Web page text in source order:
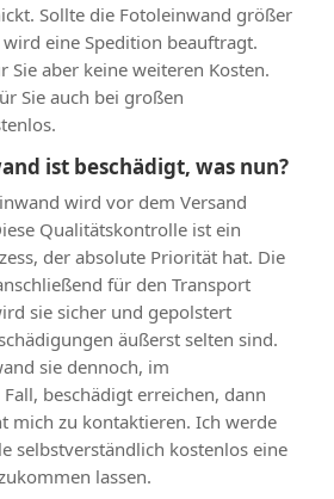
Sollte die Fotoleinwand größer
eine Spedition beauftragt.
Sie aber keine weiteren Kosten.
Sie auch bei großen
ist beschädigt, was nun?
wird vor dem Versand
Qualitätskontrolle ist ein
der absolute Priorität hat. Die
für den Transport
sie sicher und gepolstert
äußerst selten sind.
sie dennoch, im
beschädigt erreichen, dann
mich zu kontaktieren. Ich werde
selbstverständlich kostenlos eine
lassen.